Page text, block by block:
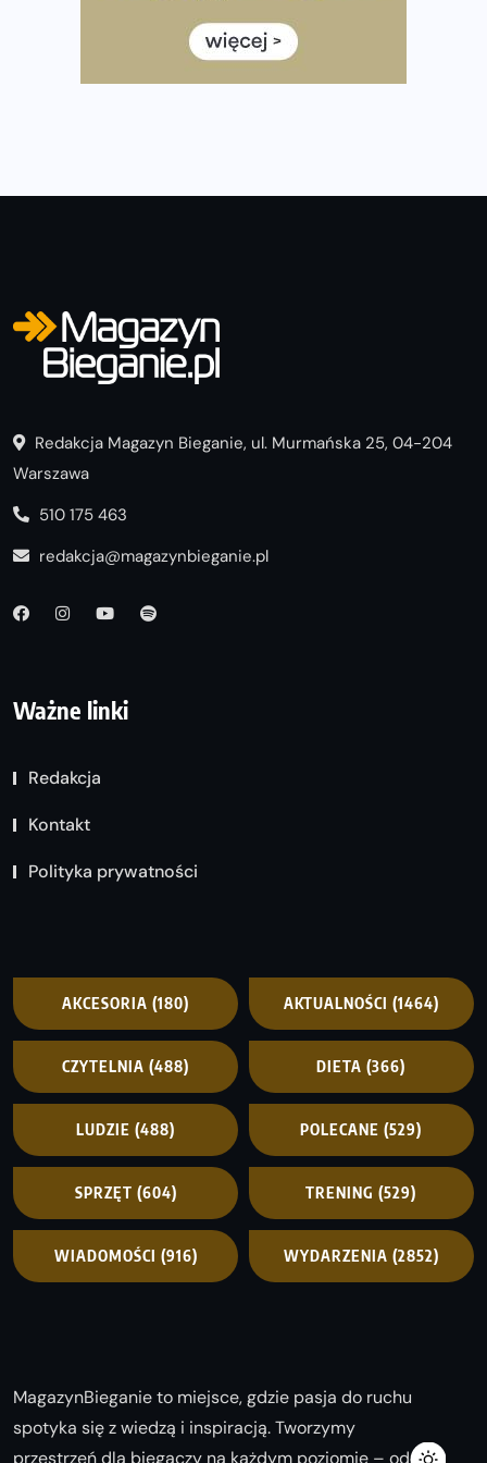
często biegać, żeby robić postępy
Już w ten weekend! Przed nami Nocny Portowy Maraton
i Półmaraton Szczeciński. Wszystko, co warto wiedzieć
Redakcja Magazyn Bieganie, ul. Murmańska 25, 04-204
Warszawa
510 175 463
redakcja@magazynbieganie.pl
Ważne linki
Redakcja
Kontakt
Polityka prywatności
AKCESORIA (180) AKTUALNOŚCI (1464)
CZYTELNIA (488) DIETA (366)
LUDZIE (488) POLECANE (529)
SPRZĘT (604) TRENING (529)
WIADOMOŚCI (916) WYDARZENIA (2852)
MagazynBieganie to miejsce, gdzie pasja do ruchu
spotyka się z wiedzą i inspiracją. Tworzymy